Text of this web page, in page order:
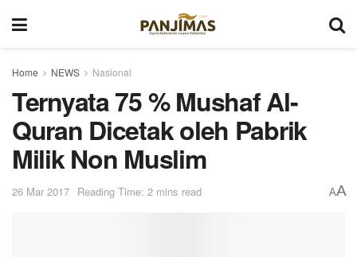
Home NEWS Nasional
Ternyata 75 % Mushaf Al-
Quran Dicetak oleh Pabrik
Milik Non Muslim
26 Mar 2017 Reading Time: 2 mins read AA